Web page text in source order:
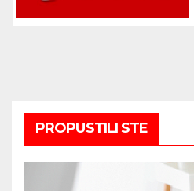
PROPUSTILI STE